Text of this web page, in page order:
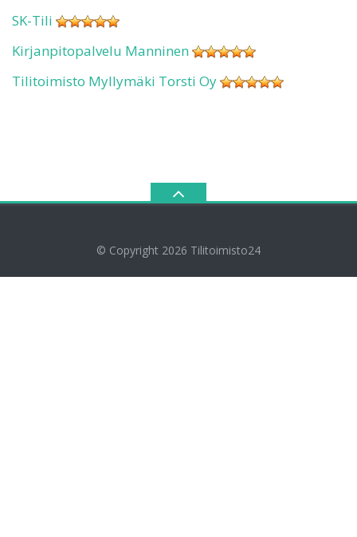
SK-Tili
Kirjanpitopalvelu Manninen
Tilitoimisto Myllymäki Torsti Oy
© Copyright 2026 Tilitoimisto24